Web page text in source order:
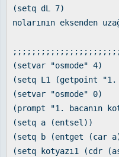
(setq dL 7)
nolarının eksenden
(setvar "osmode" 4)
(setq L1 (getpoint "1.
(setvar "osmode" 0)
(prompt "1. bacanın
(setq a (entsel))
(setq b (entget (car
(setq kotyazı1 (cdr